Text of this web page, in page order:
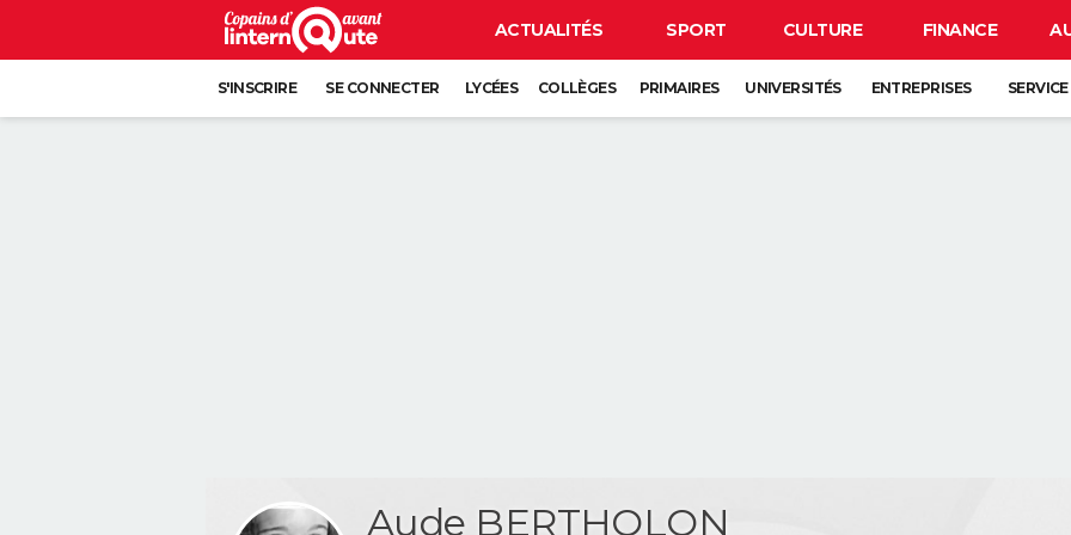
ACTUALITÉS SPORT CULTURE FINANCE
S'INSCRIRE SE CONNECTER LYCÉES COLLÈGES PRIMAIRES UNIVERSITÉS ENTREPRISES
Aude BERTHOLON